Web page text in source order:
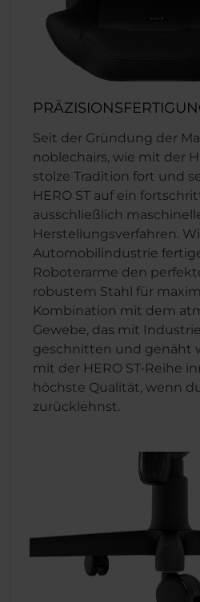
Seit der Gründung der
noblechairs, wie mit der
stolze Tradition fort und
HERO ST auf ein
ausschließlich
Herstellungsverfahren.
Automobilindustrie
Roboterarme den
robustem Stahl für
Kombination mit dem
Gewebe, das mit
geschnitten und genäht
mit der HERO ST-Reihe
höchste Qualität, wenn
zurücklehnst.